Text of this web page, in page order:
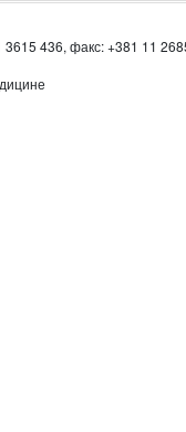
436, факс: +381 11